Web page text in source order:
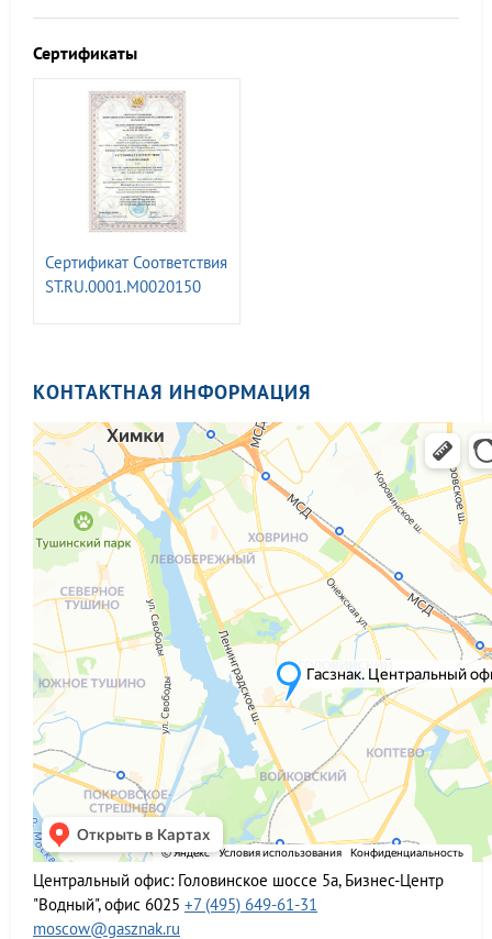
Сертификаты
Сертификат Соответствия
ST.RU.0001.M0020150
КОНТАКТНАЯ ИНФОРМАЦИЯ
Центральный офис: Головинское шоссе 5а, Бизнес-Центр
"Водный", офис 6025 +7 (495) 649-61-31
moscow@gasznak.ru